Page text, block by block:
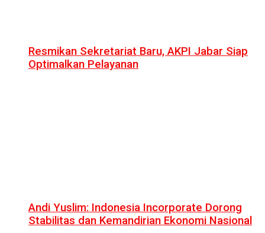
Resmikan Sekretariat Baru, AKPI Jabar Siap
Optimalkan Pelayanan
Andi Yuslim: Indonesia Incorporate Dorong
Stabilitas dan Kemandirian Ekonomi Nasional